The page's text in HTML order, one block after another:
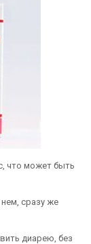
что может быть
сразу же
диарею, без